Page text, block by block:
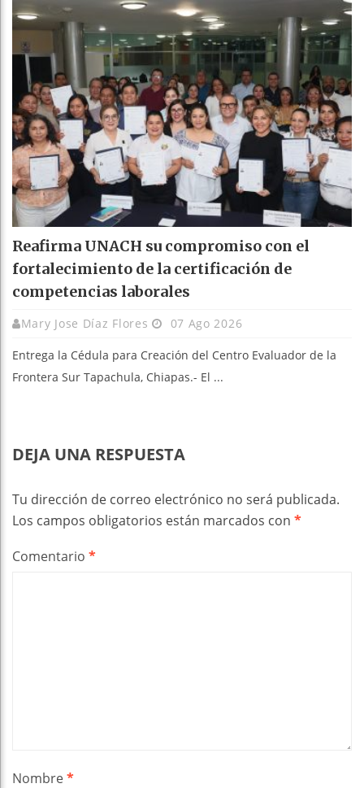
Reafirma UNACH su compromiso con el
fortalecimiento de la certificación de
competencias laborales
Mary Jose Díaz Flores 07 Ago 2026
Entrega la Cédula para Creación del Centro Evaluador de la
Frontera Sur Tapachula, Chiapas.- El ...
DEJA UNA RESPUESTA
Tu dirección de correo electrónico no será publicada.
Los campos obligatorios están marcados con *
Comentario *
Nombre*